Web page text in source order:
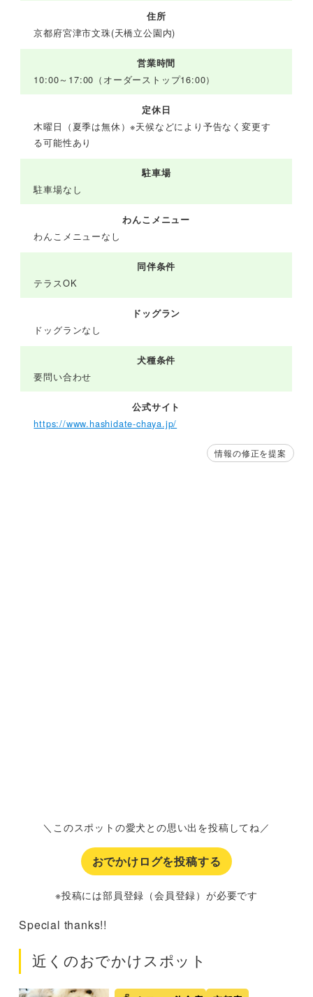
住所
京都府宮津市文珠(天橋立公園内)
営業時間
10:00～17:00（オーダーストップ16:00）
定休日
木曜日（夏季は無休）※天候などにより予告なく変更す
る可能性あり
駐車場
駐車場なし
わんこメニュー
わんこメニューなし
同伴条件
テラスOK
ドッグラン
ドッグランなし
犬種条件
要問い合わせ
公式サイト
https://www.hashidate-chaya.jp/
情報の修正を提案
＼このスポットの愛犬との思い出を投稿してね／
おでかけログを投稿する
※投稿には部員登録（会員登録）が必要です
Special thanks!!
近くのおでかけスポット